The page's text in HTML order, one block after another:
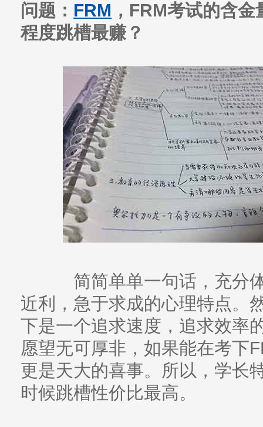
问题： FRM ，FRM考试的含
程度跳槽最赚？
简简单单一句话，充分体
近利，急于求成的心理特点。
下是一个追求速度，追求效率
愿望无可厚非，如果能在考下
更是天大的喜事。所以，学长
时候跳槽性价比最高。